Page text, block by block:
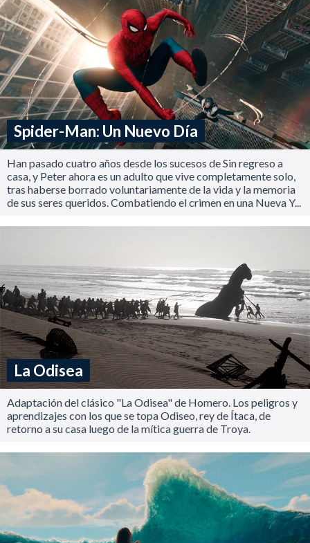
Spider-Man: Un Nuevo Día
Han pasado cuatro años desde los sucesos de Sin regreso a
casa, y Peter ahora es un adulto que vive completamente solo,
tras haberse borrado voluntariamente de la vida y la memoria
de sus seres queridos. Combatiendo el crimen en una Nueva Y...
La Odisea
Adaptación del clásico "La Odisea" de Homero. Los peligros y
aprendizajes con los que se topa Odiseo, rey de Ítaca, de
retorno a su casa luego de la mítica guerra de Troya.